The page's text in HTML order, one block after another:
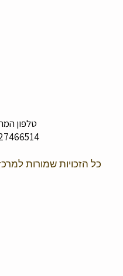
טלפון
כל הזכויות שמורות